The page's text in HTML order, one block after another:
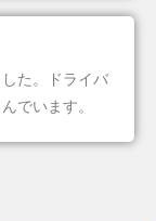
た。ドライバ
でいます。